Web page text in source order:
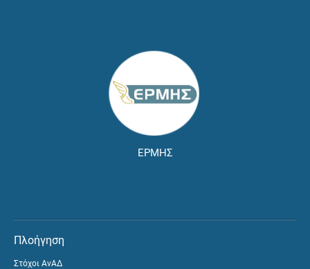
ΕΡΜΗΣ
Πλοήγηση
Στόχοι ΑνΑΔ